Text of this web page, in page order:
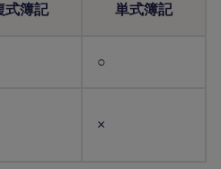
式簿記 単式簿記
○
×